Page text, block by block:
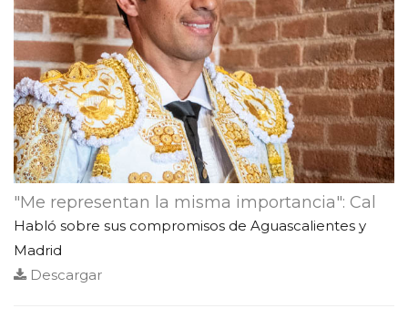
"Me representan la misma importancia": Cal
Habló sobre sus compromisos de Aguascalientes y
Madrid
Descargar